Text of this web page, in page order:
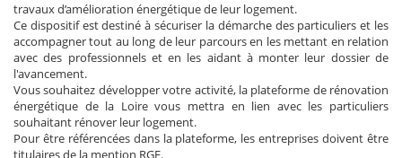
travaux d’amélioration énergétique de leur logement.
Ce dispositif est destiné à sécuriser la démarche des particuliers et les
accompagner tout au long de leur parcours en les mettant en relation
avec des professionnels et en les aidant à monter leur dossier de
l'avancement.
Vous souhaitez développer votre activité, la plateforme de rénovation
énergétique de la Loire vous mettra en lien avec les particuliers
souhaitant rénover leur logement.
Pour être référencées dans la plateforme, les entreprises doivent être
titulaires de la mention RGE.